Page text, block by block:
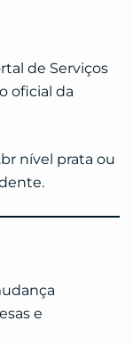
de Serviços
oficial da
nível prata ou
e